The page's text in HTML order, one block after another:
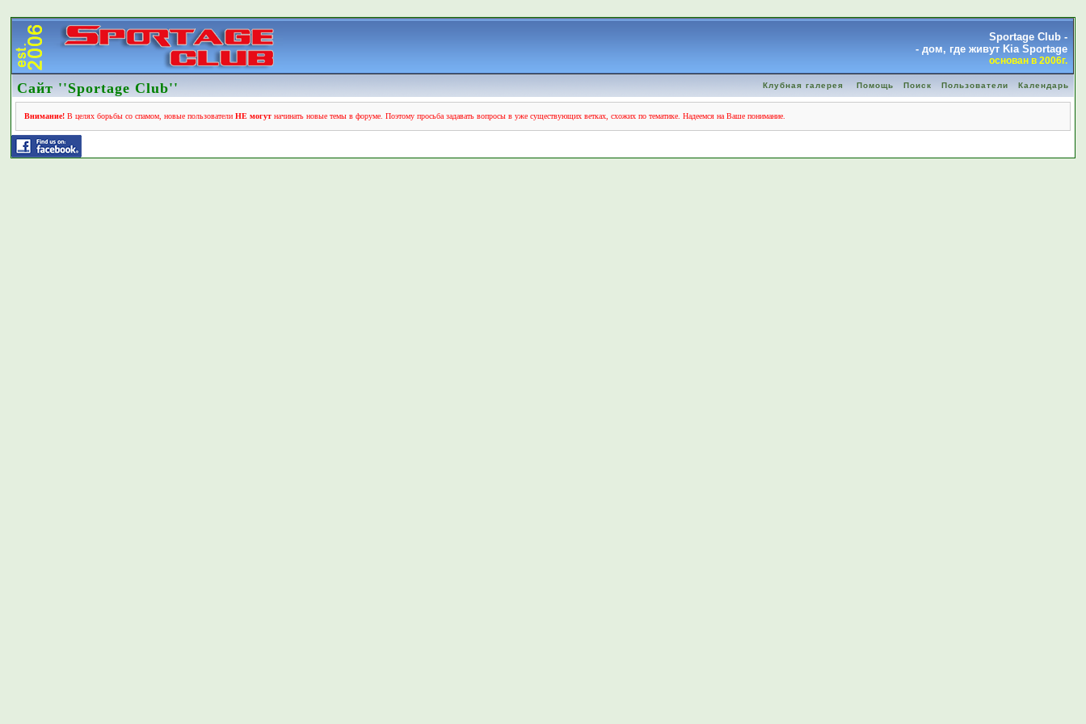
Sportage Club -
- дом, где живут Kia Sportage
основан в 2006г.
Сайт ''Sportage Club'' Клубная галерея Помощь Поиск Пользователи Календарь
Внимание! В целях борьбы со спамом, новые пользователиНЕ могут начинать новые темы в форуме. Поэтому просьба задавать вопросы в уже существующих ветках, схожих по тематике. Надеемся на Ваше понимание.